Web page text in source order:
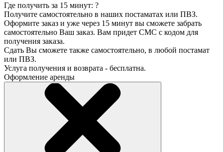
Где получить за 15 минут: ?
Получите самостоятельно в наших постаматах или ПВЗ.
Оформите заказ и уже через 15 минут вы сможете забрать
самостоятельно Ваш заказ. Вам придет СМС с кодом для
получения заказа.
Сдать Вы сможете также самостоятельно, в любой постамат
или ПВЗ.
Услуга получения и возврата - бесплатна.
Оформление аренды